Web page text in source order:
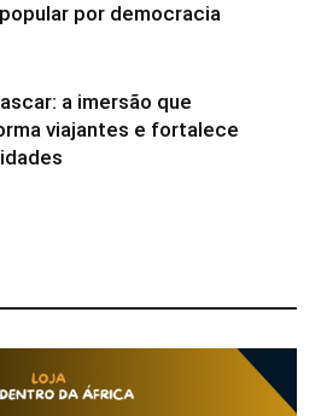
por democracia
a imersão que
viajantes e fortalece